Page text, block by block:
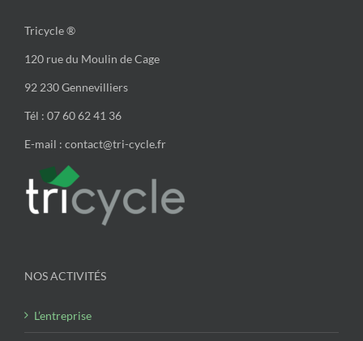
Tricycle ®
120 rue du Moulin de Cage
92 230 Gennevilliers
Tél : 07 60 62 41 36
E-mail : contact@tri-cycle.fr
NOS ACTIVITÉS
L’entreprise